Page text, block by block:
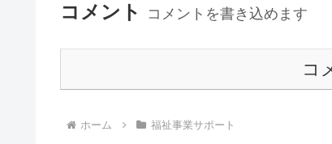
コメント コメントを書き込めます
コ
ホーム 福祉事業サポート